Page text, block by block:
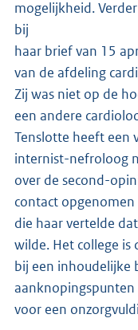
mogelijkheid.
bij
haar brief van 15
van de afdeling
Zij was niet op de
een andere
Tenslotte heeft een
internist-nefroloog
over de second-
contact
die haar vertelde
wilde. Het college
bij een inhoudelijke
voor een